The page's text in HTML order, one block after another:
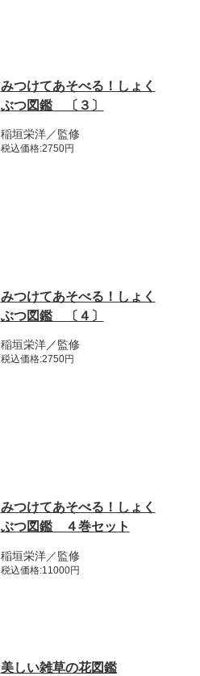
みつけてあそべる！しょく
ぶつ図鑑 〔３〕
稲垣栄洋／監修
税込価格:2750円
みつけてあそべる！しょく
ぶつ図鑑 〔４〕
稲垣栄洋／監修
税込価格:2750円
みつけてあそべる！しょく
ぶつ図鑑 ４巻セット
稲垣栄洋／監修
税込価格:11000円
美しい雑草の花図鑑